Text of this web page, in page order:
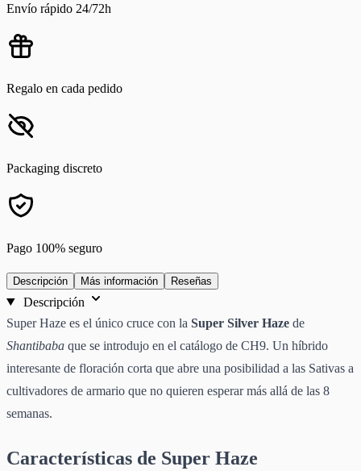
Envío rápido 24/72h
Regalo en cada pedido
Packaging discreto
Pago 100% seguro
Descripción Más información Reseñas
Descripción
Super Haze es el único cruce con la Super Silver Haze de
Shantibaba que se introdujo en el catálogo de CH9. Un híbrido
interesante de floración corta que abre una posibilidad a las Sativas a
cultivadores de armario que no quieren esperar más allá de las 8
semanas.
Características de Super Haze